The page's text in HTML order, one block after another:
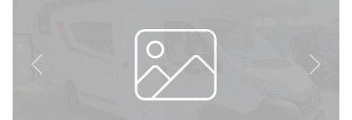
Previous Next